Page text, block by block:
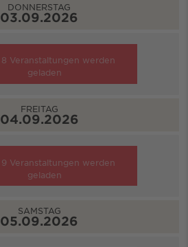
DONNERSTAG
03.09.2026
8 Veranstaltungen werden
geladen
FREITAG
04.09.2026
9 Veranstaltungen werden
geladen
SAMSTAG
05.09.2026